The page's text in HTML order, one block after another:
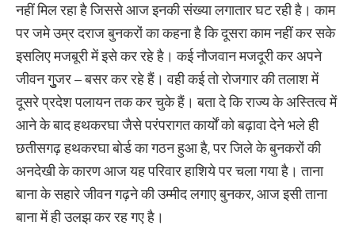
नहीं मिल रहा है जिससे आज इनकी संख्या लगातार घट रही है। काम
पर जमे उम्र दराज बुनकरों का कहना है कि दूसरा काम नहीं कर सके
इसलिए मजबूरी में इसे कर रहे है। कई नौजवान मजदूरी कर अपने
जीवन गुुुजर – बसर कर रहे हैं। वही कई तो रोजगार की तलाश में
दूसरे प्रदेश पलायन तक कर चुके हैं। बता दे कि राज्य के अस्तित्व में
आने के बाद हथकरघा जैसे परंपरागत कार्यों को बढ़ावा देने भले ही
छतीसगढ़ हथकरघा बोर्ड का गठन हुआ है, पर जिले के बुनकरों की
अनदेखी के कारण आज यह परिवार हाशिये पर चला गया है। ताना
बाना के सहारे जीवन गढ़ने की उम्मीद लगाए बुनकर, आज इसी ताना
बाना में ही उलझ कर रह गए है।